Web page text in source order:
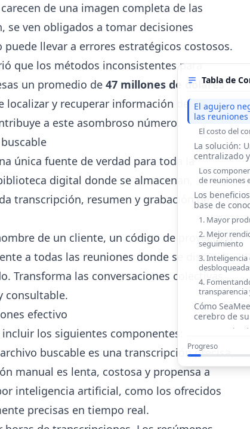
Tabla de
El agujero
las reuniones
El costo del
La solución:
centralizado
Los
de reuniones
Los
base de
1. Mayor
2. Mejor
seguimiento
3.
4.
transparencia
Cómo
cerebro de
Las ventajas
Empezando
reuniones
Progreso
de una imagen completa de las
se ven obligados a tomar decisiones
llevar a errores estratégicos costosos.
que los métodos inconsistentes para
un promedio de 47 millones de dólares
localizar y recuperar información de
a este asombroso número.
única fuente de verdad para toda la
digital donde se almacenan,
transcripción, resumen y grabación de
de un cliente, un código de proyecto o
a todas las reuniones donde se discutió
Transforma las conversaciones colectivas
consultable.
efectivo
los siguientes componentes:
buscable es una transcripción precisa,
manual es lenta, costosa y propensa a
inteligencia artificial, como los ofrecidos
precisas en tiempo real.